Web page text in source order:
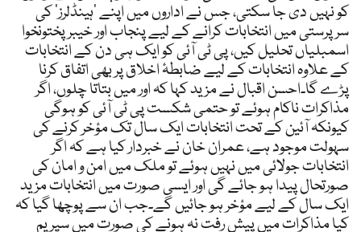
کو نہیں دی جا سکتی، جس نے اداروں میں اپنے ’ہینڈلرز‘ کی
سرپرستی میں انتخابات کرانے کے لیے پنجاب اور خیبرپختونخوا
اسمبلیاں تحلیل کیں، پی ٹی آئی کو ایک ہی دن کے انتخابات
کے علاوہ انتخابات کے لیے ضابطۂ اخلاق پر بھی اتفاق کرنا
پڑے گا۔احسن اقبال نے مزید کہا کہ اور میں بتاتا چلوں، اگر
مذاکرات ناکام ہوئے تو حتمی شکست پی ٹی آئی کو ہوگی
کیونکہ آئین کے تحت انتخابات ایک سال تک مؤخر کرنے کی
سہولت موجود ہے، عمران خان نے خبردار کیا ہے کہ اگر
انتخابات جولائی میں نہیں ہوئے تو ملک میں امن و امان کی
صورتحال پیدا ہو جائے گی اور ایسی صورت میں انتخابات مزید
ایک سال کے لیے مؤخر ہو جائیں گے۔جب ان سے پوچھا گیا کہ
کیا مذاکرات میں پیش رفت نہ ہونے کی صورت میں سپریم